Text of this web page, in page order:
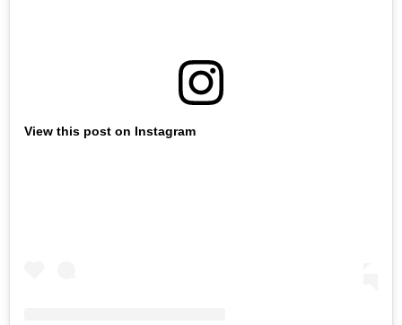
View this post on Instagram